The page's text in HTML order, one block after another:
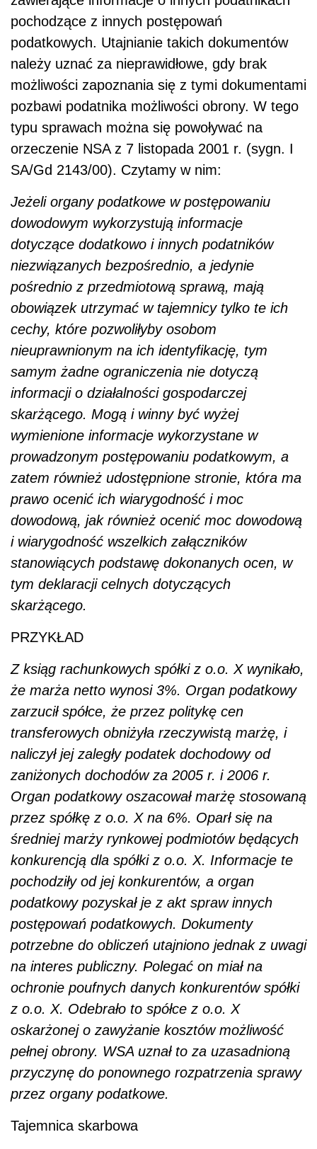
pochodzące z innych postępowań
podatkowych. Utajnianie takich dokumentów
należy uznać za nieprawidłowe, gdy brak
możliwości zapoznania się z tymi dokumentami
pozbawi podatnika możliwości obrony. W tego
typu sprawach można się powoływać na
orzeczenie NSA z 7 listopada 2001 r. (sygn. I
SA/Gd 2143/00). Czytamy w nim:
Jeżeli organy podatkowe w postępowaniu
dowodowym wykorzystują informacje
dotyczące dodatkowo i innych podatników
niezwiązanych bezpośrednio, a jedynie
pośrednio z przedmiotową sprawą, mają
obowiązek utrzymać w tajemnicy tylko te ich
cechy, które pozwoliłyby osobom
nieuprawnionym na ich identyfikację, tym
samym żadne ograniczenia nie dotyczą
informacji o działalności gospodarczej
skarżącego. Mogą i winny być wyżej
wymienione informacje wykorzystane w
prowadzonym postępowaniu podatkowym, a
zatem również udostępnione stronie, która ma
prawo ocenić ich wiarygodność i moc
dowodową, jak również ocenić moc dowodową
i wiarygodność wszelkich załączników
stanowiących podstawę dokonanych ocen, w
tym deklaracji celnych dotyczących
skarżącego.
PRZYKŁAD
Z ksiąg rachunkowych spółki z o.o. X wynikało,
że marża netto wynosi 3%. Organ podatkowy
zarzucił spółce, że przez politykę cen
transferowych obniżyła rzeczywistą marżę, i
naliczył jej zaległy podatek dochodowy od
zaniżonych dochodów za 2005 r. i 2006 r.
Organ podatkowy oszacował marżę stosowaną
przez spółkę z o.o. X na 6%. Oparł się na
średniej marży rynkowej podmiotów będących
konkurencją dla spółki z o.o. X. Informacje te
pochodziły od jej konkurentów, a organ
podatkowy pozyskał je z akt spraw innych
postępowań podatkowych. Dokumenty
potrzebne do obliczeń utajniono jednak z uwagi
na interes publiczny. Polegać on miał na
ochronie poufnych danych konkurentów spółki
z o.o. X. Odebrało to spółce z o.o. X
oskarżonej o zawyżanie kosztów możliwość
pełnej obrony. WSA uznał to za uzasadnioną
przyczynę do ponownego rozpatrzenia sprawy
przez organy podatkowe.
Tajemnica skarbowa